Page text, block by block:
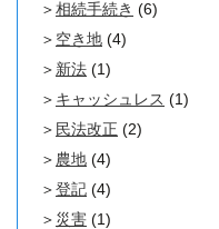
相続手続き (6)
空き地 (4)
新法 (1)
キャッシュレス (1)
民法改正 (2)
農地 (4)
登記 (4)
災害 (1)